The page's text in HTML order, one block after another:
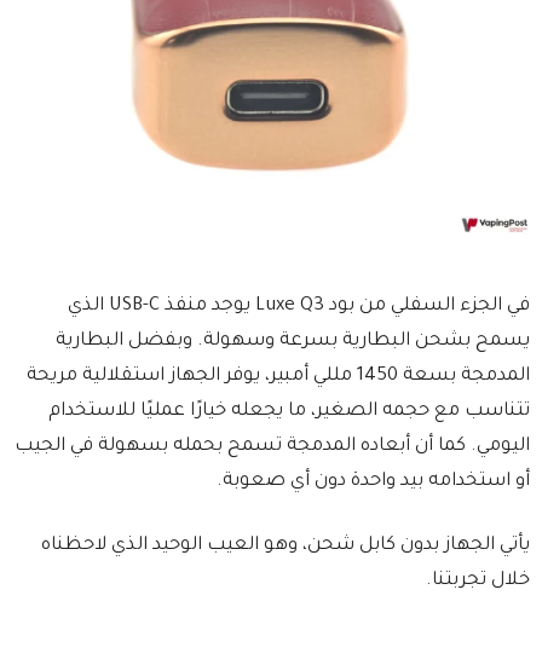
في الجزء السفلي من بود Luxe Q3 يوجد منفذ USB-C الذي
يسمح بشحن البطارية بسرعة وسهولة. وبفضل البطارية
المدمجة بسعة 1450 مللي أمبير، يوفر الجهاز استقلالية مريحة
تتناسب مع حجمه الصغير، ما يجعله خيارًا عمليًا للاستخدام
اليومي. كما أن أبعاده المدمجة تسمح بحمله بسهولة في الجيب
أو استخدامه بيد واحدة دون أي صعوبة.
يأتي الجهاز بدون كابل شحن، وهو العيب الوحيد الذي لاحظناه
خلال تجربتنا.